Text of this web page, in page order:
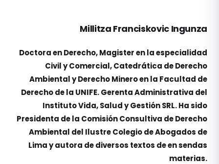
Millitza Franciskovic Ingunza
Doctora en Derecho, Magister en la especialidad
Civil y Comercial, Catedrática de Derecho
Ambiental y Derecho Minero en la Facultad de
Derecho de la UNIFE. Gerenta Administrativa del
Instituto Vida, Salud y Gestión SRL. Ha sido
Presidenta de la Comisión Consultiva de Derecho
Ambiental del Ilustre Colegio de Abogados de
Lima y autora de diversos textos de en sendas
materias.